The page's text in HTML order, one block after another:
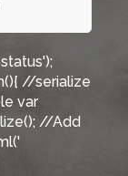
//serialize
var
//Add